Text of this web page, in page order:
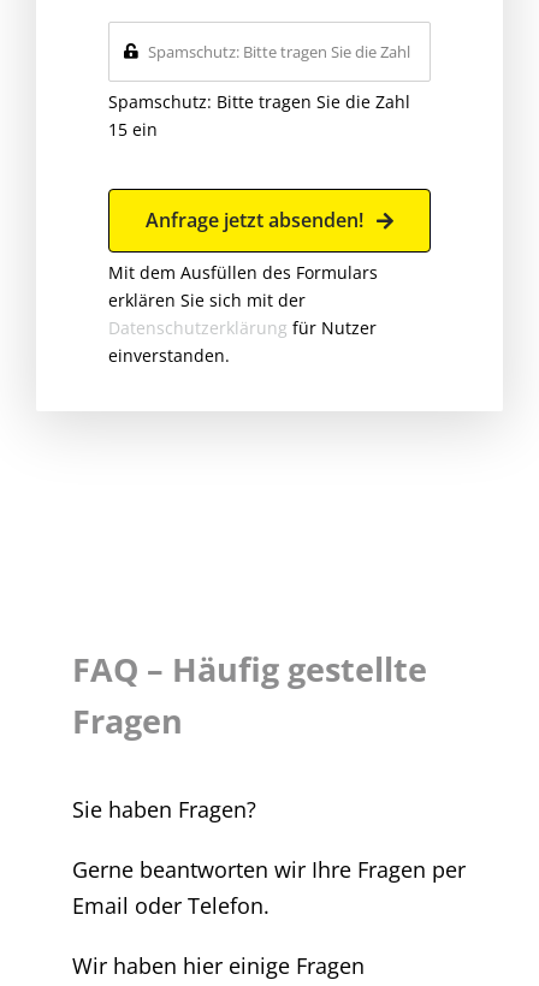
Spamschutz: Bitte tragen Sie die Zahl
15 ein
Anfrage jetzt absenden!
Mit dem Ausfüllen des Formulars
erklären Sie sich mit der
Datenschutzerklärung für Nutzer
einverstanden.
FAQ – Häufig gestellte
Fragen
Sie haben Fragen?
Gerne beantworten wir Ihre Fragen per
Email oder Telefon.
Wir haben hier einige Fragen